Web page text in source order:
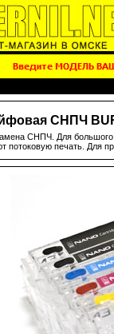
СНПЧ
СНПЧ. Для большого
потоковую печать. Для